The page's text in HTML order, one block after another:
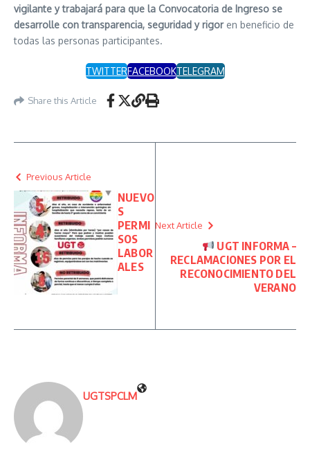
vigilante y trabajará para que la Convocatoria de Ingreso se
desarrolle con transparencia, seguridad y rigoren beneficio de
todas las personas participantes.
TWITTERFACEBOOKTELEGRAM
Share this Article
Previous Article
NUEVO
S
PERMI
SOS
LABOR
ALES
Next Article
UGT INFORMA –
RECLAMACIONES POR EL
RECONOCIMIENTO DEL
VERANO
UGTSPCLM